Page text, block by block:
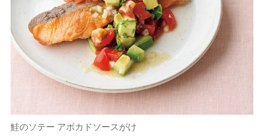
鮭のソテー アボカドソースがけ